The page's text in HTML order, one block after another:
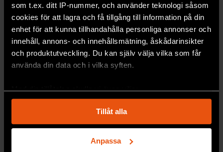
som t.ex. ditt IP-nummer, och använder teknologi såsom
cookies för att lagra och få tillgång till information på din
enhet för att kunna tillhandahålla personliga annonser och
innehåll, annons- och innehållsmätning, åskådarinsikter
och produktutveckling. Du kan själv välja vilka som får
använda din data och i vilka syften.
Med din tillåtelse skulle vi även vilja:
som kan ha en noggrannhet på upp till flera meter
Identifiera din enhet genom att aktivt skanna den
för specifika kännetecken (fingeravtryck)
Tillåt alla
Anpassa
PREMIUM SAMHÄLLE & KULTUR